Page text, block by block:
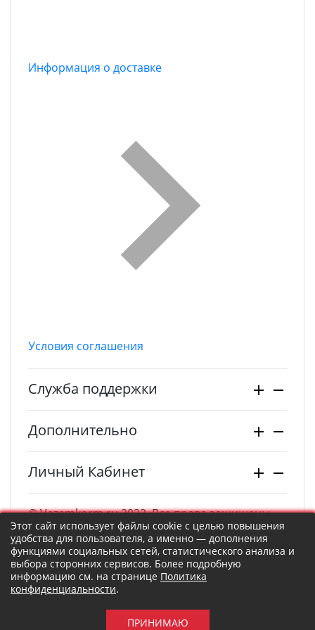
Информация о доставке
Условия соглашения
Служба поддержки
Дополнительно
Личный Кабинет
© Vezemkorm.ru 2022. Все права защищены.
Этот сайт использует файлы cookie с целью повышения
удобства для пользователя, а именно — дополнения
функциями социальных сетей, статистического анализа и
выбора сторонних сервисов. Более подробную
информацию см. на странице Политика
конфиденциальности.
ПРИНИМАЮ